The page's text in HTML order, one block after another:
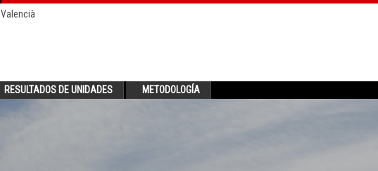
Valencià
RESULTADOS DE UNIDADES METODOLOGÍA